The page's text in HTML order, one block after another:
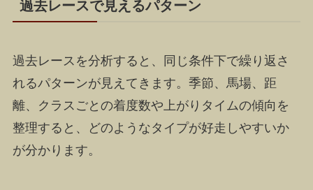
過去レースで見えるパターン
過去レースを分析すると、同じ条件下で繰り返さ
れるパターンが見えてきます。季節、馬場、距
離、クラスごとの着度数や上がりタイムの傾向を
整理すると、どのようなタイプが好走しやすいか
が分かります。